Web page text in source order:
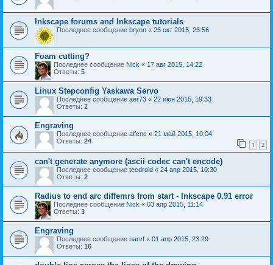
Inkscape forums and Inkscape tutorials
Последнее сообщение brynn « 23 окт 2015, 23:56
Foam cutting?
Последнее сообщение Nick « 17 авг 2015, 14:22
Ответы: 5
Linux Stepconfig Yaskawa Servo
Последнее сообщение aer73 « 22 июн 2015, 19:33
Ответы: 2
Engraving
Последнее сообщение alfcnc « 21 май 2015, 10:04
Ответы: 24 1 2
can't generate anymore (ascii codec can't encode)
Последнее сообщение tecdroid « 24 апр 2015, 10:30
Ответы: 2
Radius to end arc diffemrs from start - Inkscape 0.91 error
Последнее сообщение Nick « 03 апр 2015, 11:14
Ответы: 3
Engraving
Последнее сообщение narvf « 01 апр 2015, 23:29
Ответы: 16